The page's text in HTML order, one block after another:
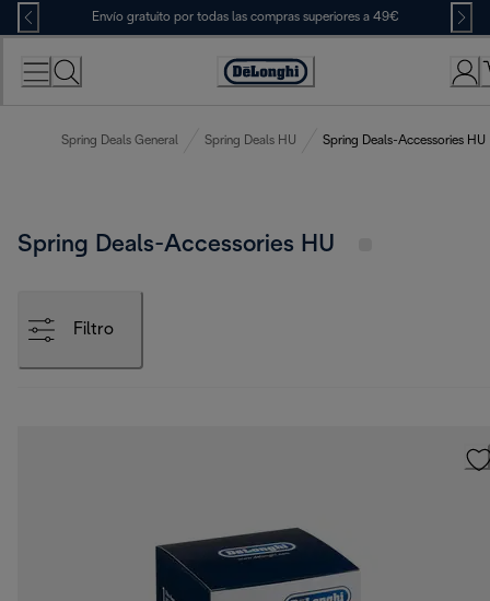
Skip
to
Content
Envío gratuito por todas las compras superiores a 49€
Accessibility
Spring Deals General Spring Deals HU Spring Deals-Accessories HU
Spring Deals-Accessories HU
Filtro